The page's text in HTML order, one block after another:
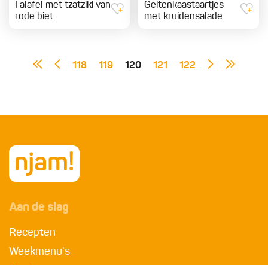
Falafel met tzatziki van
rode biet
Geitenkaastaartjes
met kruidensalade
118 119 120 121 122
Aan de slag
Recepten
Weekmenu's